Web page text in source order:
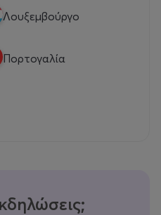
Λουξεμβούργο
Πορτογαλία